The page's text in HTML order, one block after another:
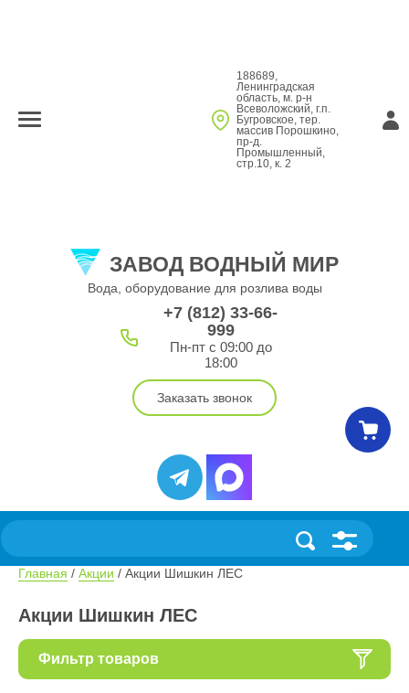
188689,
Ленинградская
область, м. р-н
Всеволожский, г.п.
Бугровское, тер.
массив Порошкино,
пр-д.
Промышленный,
стр.10, к. 2
ЗАВОД ВОДНЫЙ МИР
Вода, оборудование для розлива воды
+7 (812) 33-66-
999
Пн-пт с 09:00 до
18:00
Заказать звонок
Главная / Акции / Акции Шишкин ЛЕС
Акции Шишкин ЛЕС
Фильтр товаров